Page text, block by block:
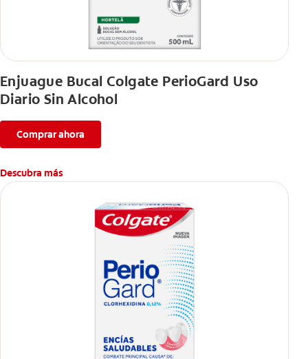
Enjuague Bucal Colgate PerioGard Uso
Diario Sin Alcohol
Comprar ahora
Descubra más